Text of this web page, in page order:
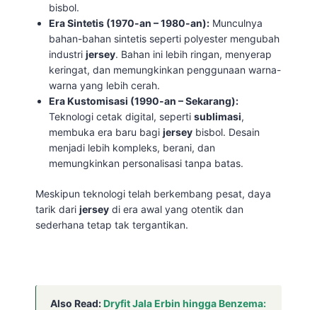
bisbol.
Era Sintetis (1970-an – 1980-an): Munculnya
bahan-bahan sintetis seperti polyester mengubah
industrijersey. Bahan ini lebih ringan, menyerap
keringat, dan memungkinkan penggunaan warna-
warna yang lebih cerah.
Era Kustomisasi (1990-an – Sekarang):
Teknologi cetak digital, sepertisublimasi,
membuka era baru bagijersey bisbol. Desain
menjadi lebih kompleks, berani, dan
memungkinkan personalisasi tanpa batas.
Meskipun teknologi telah berkembang pesat, daya
tarik dari jersey di era awal yang otentik dan
sederhana tetap tak tergantikan.
Also Read:Dryfit Jala Erbin hingga Benzema: